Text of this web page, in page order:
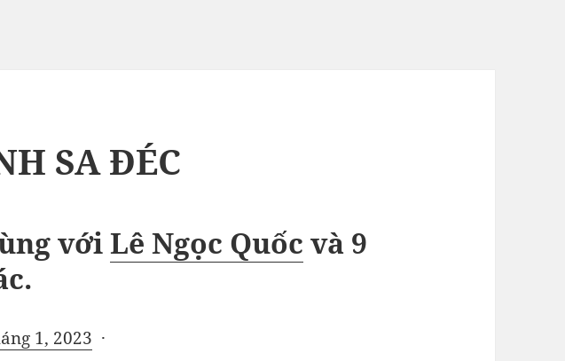
SA ĐÉC
với Lê Ngọc Quốc và 9
.
1, 2023 ·